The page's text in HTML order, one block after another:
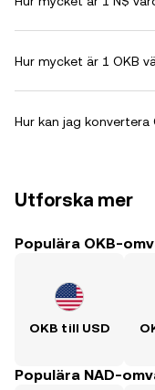
Hur mycket är 1 OKB
Hur kan jag
Utforska mer
Populära OKB-
OKB till USD
Populära NAD-